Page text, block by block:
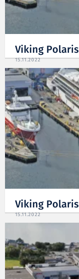
Viking
15.11.2022
Viking
15.11.2022